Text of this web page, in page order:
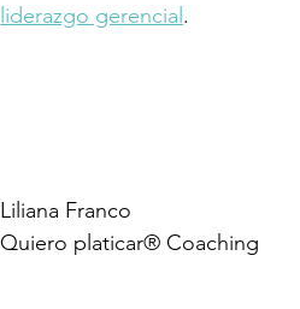
liderazgo gerencial .
Liliana Franco
Quiero platicar® Coaching